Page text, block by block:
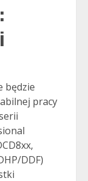
będzie
pracy
DDF)